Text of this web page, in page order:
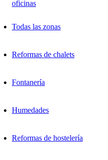
oficinas
Todas las zonas
Reformas de chalets
Fontanería
Humedades
Reformas de hostelería